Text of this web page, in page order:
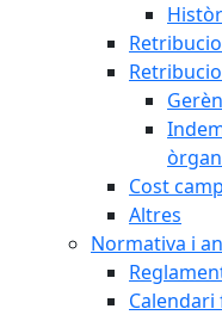
Cost
Altres
Normativa i
Calendari